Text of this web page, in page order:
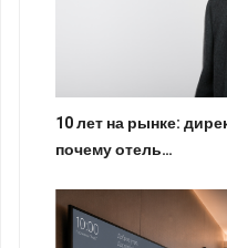
10 лет на рынке:
почему отель…